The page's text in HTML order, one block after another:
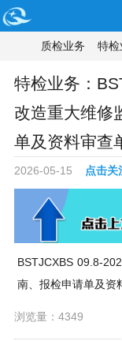
质检业务 特检
特检业务：
改造重大维修
单及资料审查
2026-05-15 点击关
BSTJCXBS 09.8-
南、报检申请单及资
浏览量：4349